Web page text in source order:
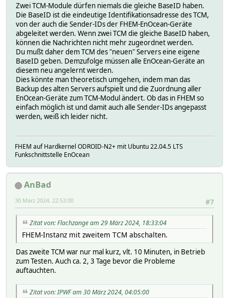
Zwei TCM-Module dürfen niemals die gleiche BaseID haben.
Die BaseID ist die eindeutige Identifikationsadresse des TCM,
von der auch die Sender-IDs der FHEM-EnOcean-Geräte
abgeleitet werden. Wenn zwei TCM die gleiche BaseID haben,
können die Nachrichten nicht mehr zugeordnet werden.
Du mußt daher dem TCM des "neuen" Servers eine eigene
BaseID geben. Demzufolge müssen alle EnOcean-Geräte an
diesem neu angelernt werden.
Dies könnte man theoretisch umgehen, indem man das
Backup des alten Servers aufspielt und die Zuordnung aller
EnOcean-Geräte zum TCM-Modul ändert. Ob das in FHEM so
einfach möglich ist und damit auch alle Sender-IDs angepasst
werden, weiß ich leider nicht.
FHEM auf Hardkernel ODROID-N2+ mit Ubuntu 22.04.5 LTS
Funkschnittstelle EnOcean
AnBad
#7
30 März 2024, 22:53:00
Zitat von: Flachzange am 29 März 2024, 18:33:04
FHEM-Instanz mit zweitem TCM abschalten.
Das zweite TCM war nur mal kurz, vlt. 10 Minuten, in Betrieb
zum Testen. Auch ca. 2, 3 Tage bevor die Probleme
auftauchten.
Zitat von: IPWF am 30 März 2024, 04:05:00